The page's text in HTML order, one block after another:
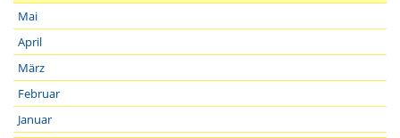
Mai
April
März
Februar
Januar